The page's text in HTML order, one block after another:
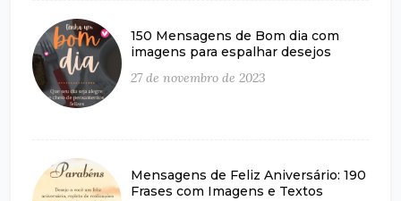
150 Mensagens de Bom dia com
imagens para espalhar desejos
27 de novembro de 2023
Mensagens de Feliz Aniversário: 190
Frases com Imagens e Textos